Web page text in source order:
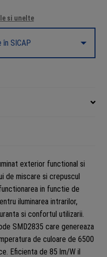
si unelte
în SICAP
exterior functional si
de miscare si crepuscul
in functie de
iluminarea intrarilor,
si confortul utilizarii.
SMD2835 care genereaza
de culoare de 6500
Eficienta de 85 lm/W il